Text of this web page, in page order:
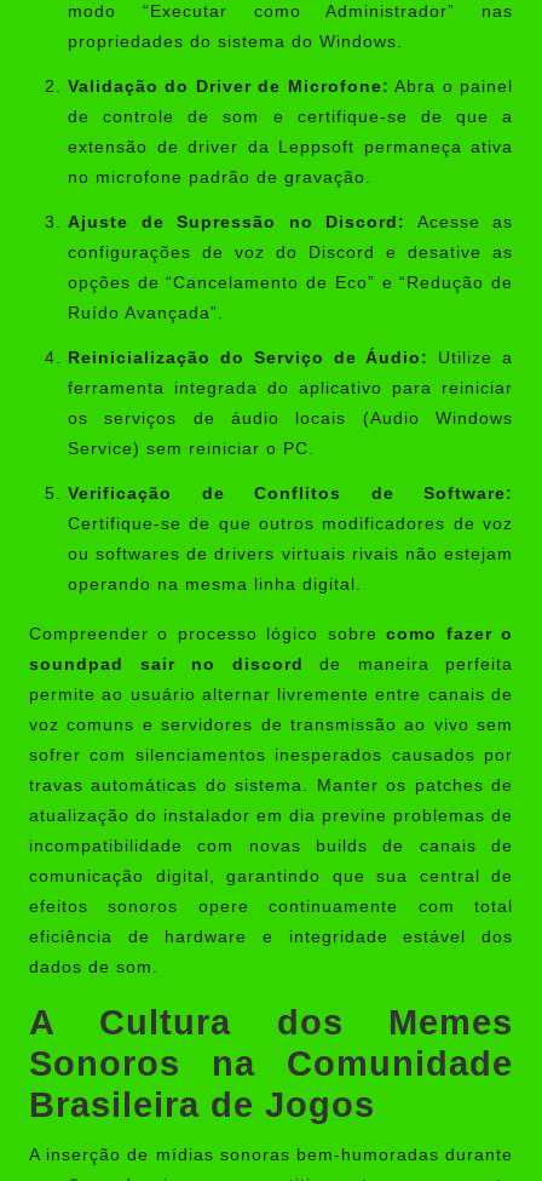
modo “Executar como Administrador” nas
propriedades do sistema do Windows.
Validação do Driver de Microfone: Abra o painel
de controle de som e certifique-se de que a
extensão de driver da Leppsoft permaneça ativa
no microfone padrão de gravação.
Ajuste de Supressão no Discord:
Acesse as
configurações de voz do Discord e desative as
opções de “Cancelamento de Eco” e “Redução de
Ruído Avançada”.
Reinicialização do Serviço de Áudio:
Utilize a
ferramenta integrada do aplicativo para reiniciar
os serviços de áudio locais (Audio Windows
Service) sem reiniciar o PC.
Verificação de Conflitos de Software:
Certifique-se de que outros modificadores de voz
ou softwares de drivers virtuais rivais não estejam
operando na mesma linha digital.
Compreender o processo lógico sobrecomo fazer o
soundpad sair no discord de maneira perfeita
permite ao usuário alternar livremente entre canais de
voz comuns e servidores de transmissão ao vivo sem
sofrer com silenciamentos inesperados causados por
travas automáticas do sistema. Manter os patches de
atualização do instalador em dia previne problemas de
incompatibilidade com novas builds de canais de
comunicação digital, garantindo que sua central de
efeitos sonoros opere continuamente com total
eficiência de hardware e integridade estável dos
dados de som.
A Cultura dos Memes
Sonoros na Comunidade
Brasileira de Jogos
A inserção de mídias sonoras bem-humoradas durante